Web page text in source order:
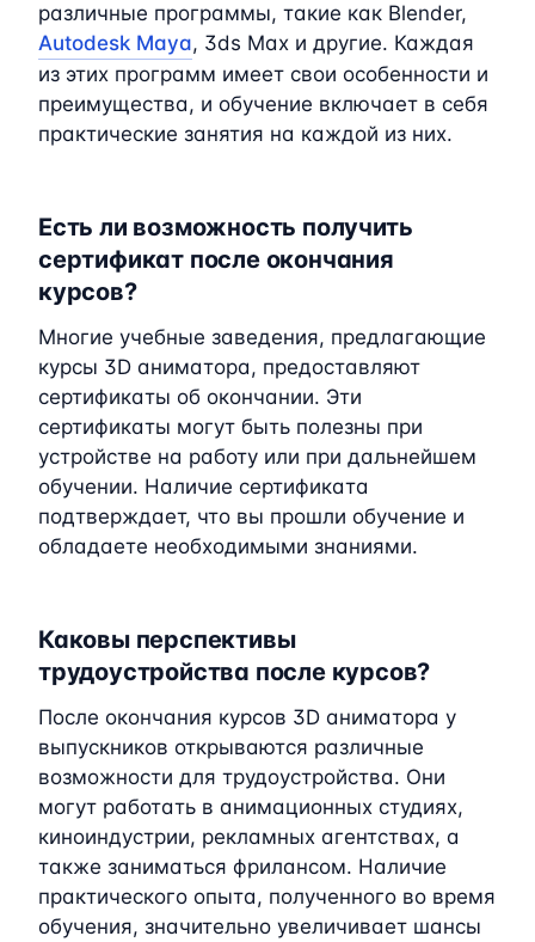
различные программы, такие как Blender,
Autodesk Maya, 3ds Max и другие. Каждая
из этих программ имеет свои особенности и
преимущества, и обучение включает в себя
практические занятия на каждой из них.
Есть ли возможность получить
сертификат после окончания
курсов?
Многие учебные заведения, предлагающие
курсы 3D аниматора, предоставляют
сертификаты об окончании. Эти
сертификаты могут быть полезны при
устройстве на работу или при дальнейшем
обучении. Наличие сертификата
подтверждает, что вы прошли обучение и
обладаете необходимыми знаниями.
Каковы перспективы
трудоустройства после курсов?
После окончания курсов 3D аниматора у
выпускников открываются различные
возможности для трудоустройства. Они
могут работать в анимационных студиях,
киноиндустрии, рекламных агентствах, а
также заниматься фрилансом. Наличие
практического опыта, полученного во время
обучения, значительно увеличивает шансы